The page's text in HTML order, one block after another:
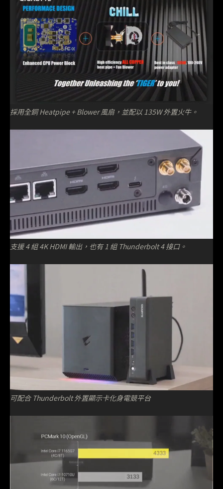
採用全銅 Heatpipe + Blower 風扇，並配以 135W 外置火牛。
支援 4 組 4K HDMI 輸出，也有 1 組 Thunderbolt 4 接口。
可配合 Thunderbolt 外置顯示卡化身電競平台